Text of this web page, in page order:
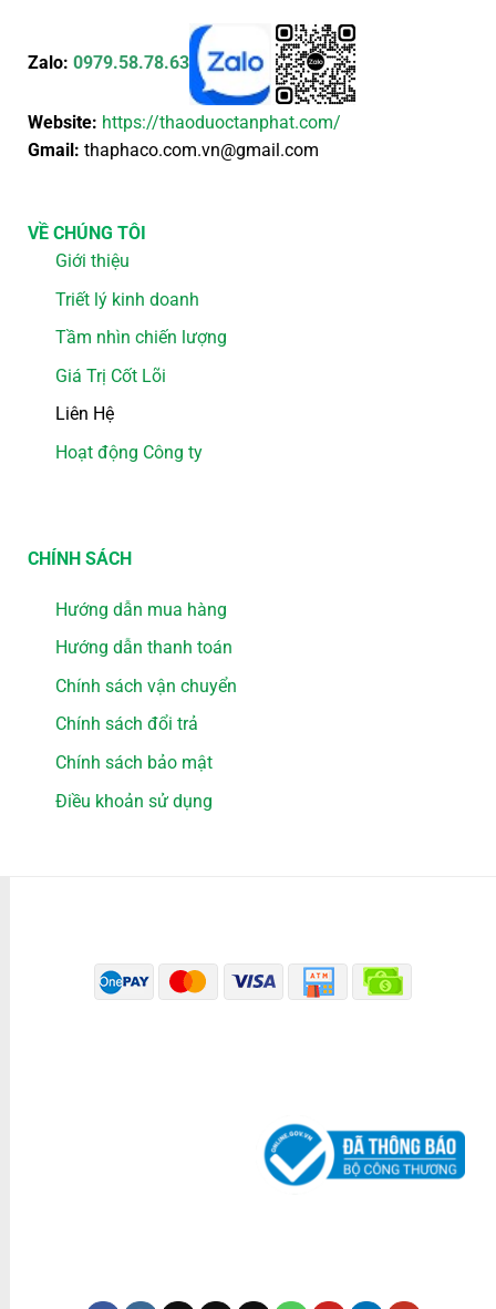
Zalo: 0979.58.78.63
Website: https://thaoduoctanphat.com/
Gmail: thaphaco.com.vn@gmail.com
VỀ CHÚNG TÔI
Giới thiệu
Triết lý kinh doanh
Tầm nhìn chiến lượng
Giá Trị Cốt Lõi
Liên Hệ
Hoạt động Công ty
CHÍNH SÁCH
Hướng dẫn mua hàng
Hướng dẫn thanh toán
Chính sách vận chuyển
Chính sách đổi trả
Chính sách bảo mật
Điều khoản sử dụng